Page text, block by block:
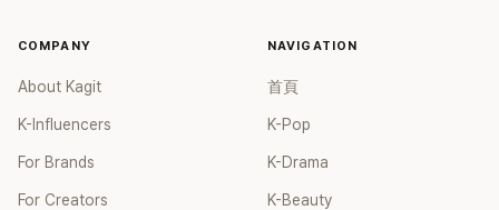
COMPANY
About Kagit
K-Influencers
For Brands
For Creators
NAVIGATION
首頁
K-Pop
K-Drama
K-Beauty